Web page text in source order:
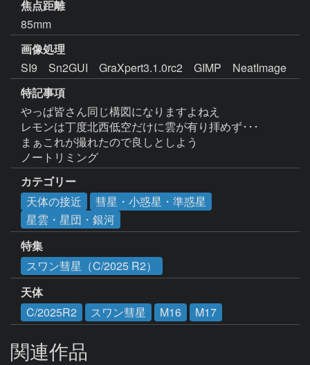
焦点距離
85mm
画像処理
特記事項
やっぱ皆さん同じ構図になりますよねえ
レモンは丁度北西低空だけに雲が有り拝めず･･･
まぁこれが撮れたので良しとしよう
ノートリミング
カテゴリー
天体の接近
彗星・小惑星・準惑星
星雲・星団・銀河
特集
スワン彗星（C/2025 R2）
天体
C/2025R2
スワン彗星 M16 M17
関連作品